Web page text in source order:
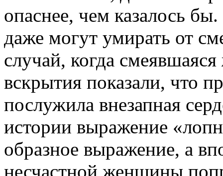
опаснее, чем казалось
даже могут умирать от
случай, когда
вскрытия показали, что
послужила внезапная
истории выражение
образное выражение, а
несчастной женщины